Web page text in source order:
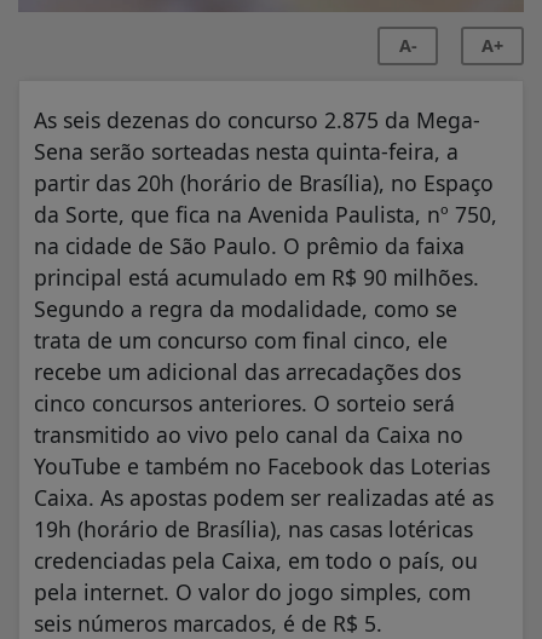
A- A+
As seis dezenas do concurso 2.875 da Mega-
Sena serão sorteadas nesta quinta-feira, a
partir das 20h (horário de Brasília), no Espaço
da Sorte, que fica na Avenida Paulista, nº 750,
na cidade de São Paulo. O prêmio da faixa
principal está acumulado em R$ 90 milhões.
Segundo a regra da modalidade, como se
trata de um concurso com final cinco, ele
recebe um adicional das arrecadações dos
cinco concursos anteriores. O sorteio será
transmitido ao vivo pelo canal da Caixa no
YouTube e também no Facebook das Loterias
Caixa. As apostas podem ser realizadas até as
19h (horário de Brasília), nas casas lotéricas
credenciadas pela Caixa, em todo o país, ou
pela internet. O valor do jogo simples, com
seis números marcados, é de R$ 5.